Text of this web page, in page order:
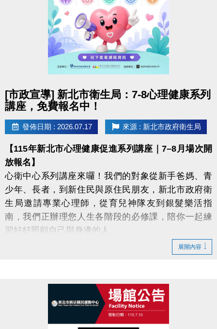
[市政宣導] 新北市衛生局：7-8心理健康系列
講座，免費報名中！
發佈日期 : 2026.07.17 來源 : 新北市政府衛生局
【115年新北市心理健康促進系列講座｜7–8月場次開
放報名】
心衛中心系列講座來囉！我們的對象從新手爸媽、青
少年、長者，到新住民與原住民朋友，新北市政府衛
生局邀請專業心理師，從育兒神隊友到銀髮樂活指
南，我們正辦理您人生各階段的必修課，陪你一起練
習好好照顧自己與身邊的人。
三峽、貢寮、蘆洲、新莊、樹林、汐止等地
►完整場次時間地點等相關資訊，歡迎查閱新北市衛
展開內容